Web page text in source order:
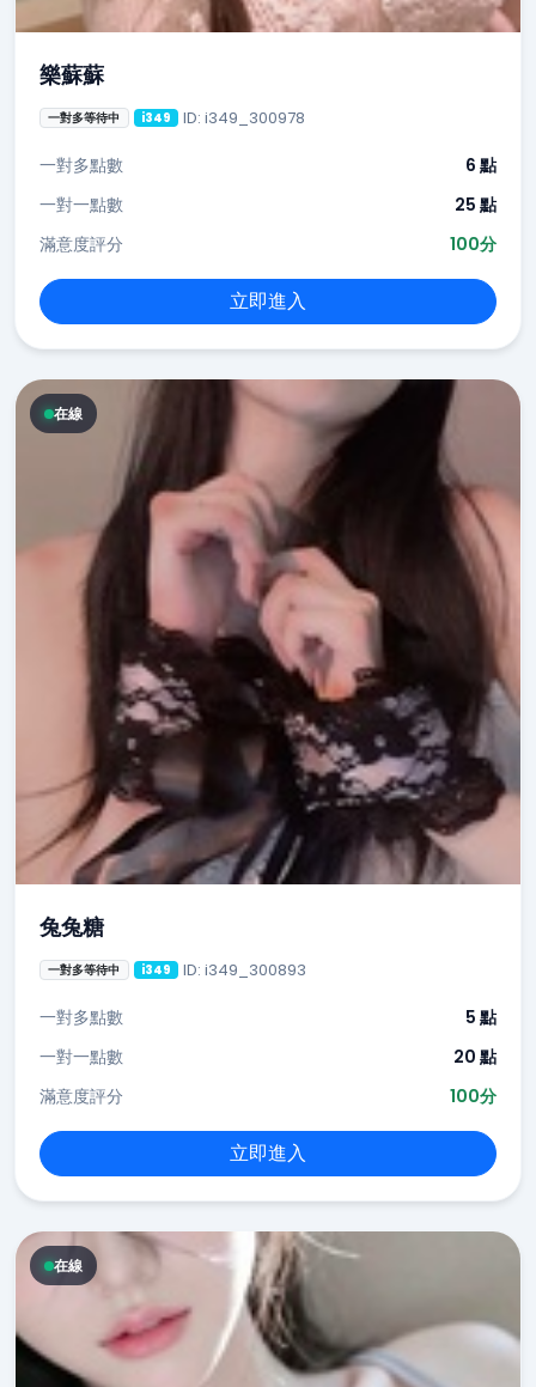
樂蘇蘇
一對多等待中 i349 ID: i349_300978
一對多點數
6 點
一對一點數
25 點
滿意度評分
100分
立即進入
在線
兔兔糖
一對多等待中 i349 ID: i349_300893
一對多點數
5 點
一對一點數
20 點
滿意度評分
100分
立即進入
在線